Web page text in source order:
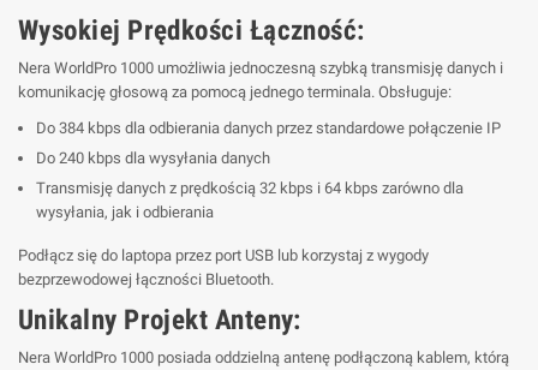
Wysokiej Prędkości Łączność:
Nera WorldPro 1000 umożliwia jednoczesną szybką transmisję danych i
komunikację głosową za pomocą jednego terminala. Obsługuje:
Do 384 kbps dla odbierania danych przez standardowe połączenie IP
Do 240 kbps dla wysyłania danych
Transmisję danych z prędkością 32 kbps i 64 kbps zarówno dla
wysyłania, jak i odbierania
Podłącz się do laptopa przez port USB lub korzystaj z wygody
bezprzewodowej łączności Bluetooth.
Unikalny Projekt Anteny:
Nera WorldPro 1000 posiada oddzielną antenę podłączoną kablem, którą